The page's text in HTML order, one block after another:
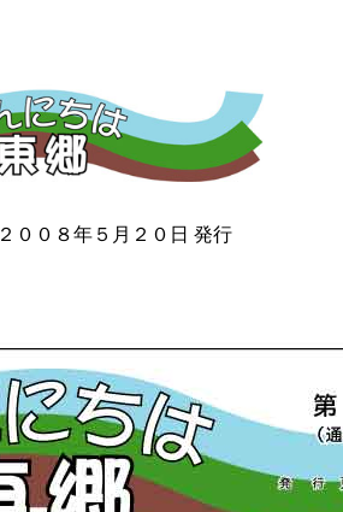
２００８年５月２０日 発行